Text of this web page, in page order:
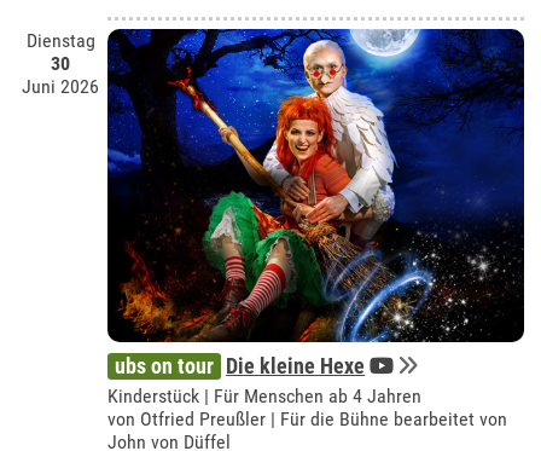
Dienstag
30
Juni 2026
ubs on tour Die kleine Hexe
Kinderstück | Für Menschen ab 4 Jahren
von Otfried Preußler | Für die Bühne bearbeitet von
John von Düffel